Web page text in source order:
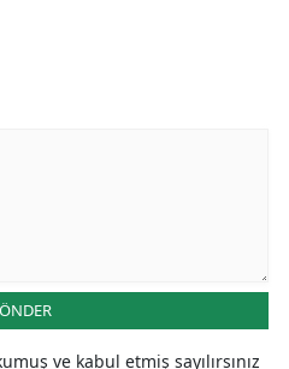
ve kabul etmiş sayılırsınız